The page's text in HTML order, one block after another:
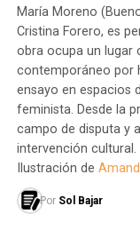
María Moreno
Cristina Forero, es
obra ocupa un lugar
contemporáneo por
ensayo en espacios
feminista. Desde la
campo de disputa y
intervención cultural.
Ilustración de
Por Sol Bajar